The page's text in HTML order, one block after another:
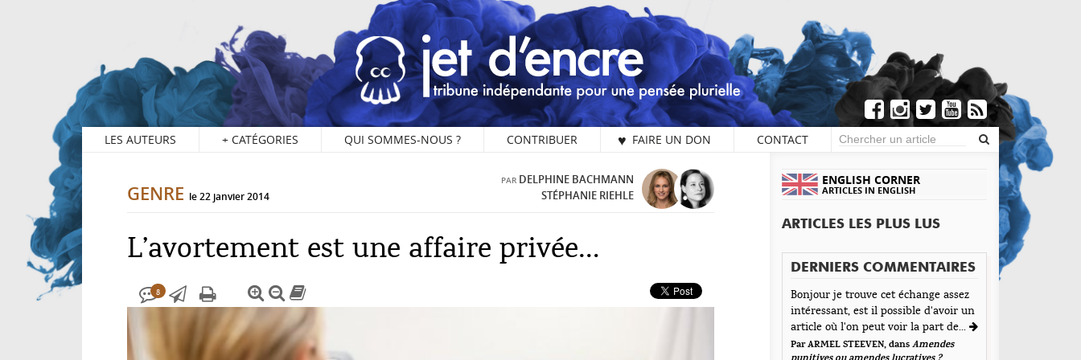
LES AUTEURS + CATÉGORIES QUI SOMMES-NOUS ? CONTRIBUER ♥ FAIRE UN DON CONTACT
GENRE le 22 janvier 2014
PAR DELPHINE BACHMANN
STÉPHANIE RIEHLE
L’avortement est une affaire privée…
8
8 COMMENTAIRES
Laisser une réponse
champs obligatoires sont indiqués avec *
Jet d'Encre vous prie d'inscrire vos commentaires dans
un esprit de dialogue et les limites du respect de
Delphine Bachmann
[…] ou lorsque la législation est revenue en arrière, la
mortalité maternelle augmente fortement.1 Nous
verrons à nouveau surgir le tourisme de
l’avortement et les femmes ne seront plus prises […]
ENGLISH CORNER
ARTICLES IN ENGLISH
ARTICLES LES PLUS LUS
DERNIERS COMMENTAIRES
Bonjour je trouve cet échange assez
intéressant, est il possible d'avoir un
article où l'on peut voir la part de...
Par ARMEL STEEVEN, dans Amendes